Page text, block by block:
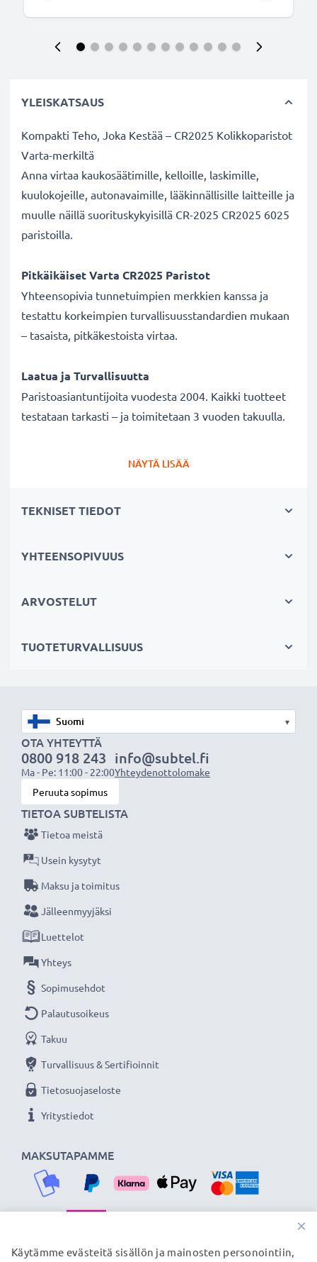
YLEISKATSAUS
Kompakti Teho, Joka Kestää – CR2025 Kolikkoparistot
Varta-merkiltä
Anna virtaa kaukosäätimille, kelloille, laskimille,
kuulokojeille, autonavaimille, lääkinnällisille laitteille ja
muulle näillä suorituskykyisillä CR-2025 CR2025 6025
paristoilla.
Pitkäikäiset Varta CR2025 Paristot
Yhteensopivia tunnetuimpien merkkien kanssa ja
testattu korkeimpien turvallisuusstandardien mukaan
– tasaista, pitkäkestoista virtaa.
Laatua ja Turvallisuutta
Paristoasiantuntijoita vuodesta 2004. Kaikki tuotteet
testataan tarkasti – ja toimitetaan 3 vuoden takuulla.
Pariston tekniset tiedot
Tyyppi / Koko:CR-2025
Mitat (yksikkö) n.:2.5 mm × Ø 20 mm
Teknologia:Lithium-Mangandioxid (Li / MnO2)
Kappalemäärä: x1
nyt – nopea toimitus ja 3 vuoden takuu!
NÄYTÄ LISÄÄ
TEKNISET TIEDOT
YHTEENSOPIVUUS
ARVOSTELUT
TUOTETURVALLISUUS
▾
OTA YHTEYTTÄ
0800 918 243
Ma - Pe: 11:00 - 22:00
info@subtel.fi
Yhteydenottolomake
Peruuta sopimus
MAKSUTAPAMME
TIETOA SUBTELISTA
Tietoa meistä
Usein kysytyt
Maksu ja toimitus
Jälleenmyyjäksi
Luettelot
Yhteys
Sopimusehdot
Palautusoikeus
Takuu
Turvallisuus & Sertifioinnit
Tietosuojaseloste
Yritystiedot
TOIMITUSKUMPPANIMME
×
Käytämme evästeitä sisällön ja mainosten personointiin,